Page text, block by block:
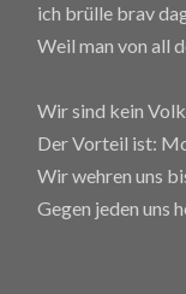
ich brülle brav
Weil man von all
Wir sind kein
Der Vorteil ist:
Wir wehren uns
Gegen jeden uns